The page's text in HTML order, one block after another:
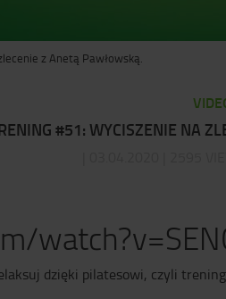
z Anetą Pawłowską.
#51: WYCISZENIE NA
dzięki pilatesowi, czyli